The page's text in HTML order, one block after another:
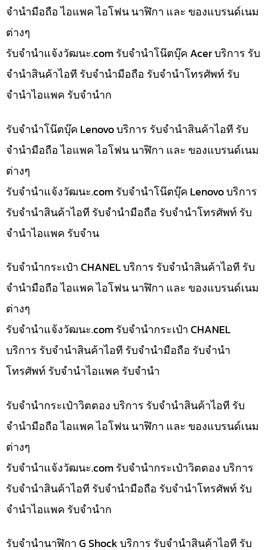
จำนำมือถือ ไอแพค ไอโฟน นาฬิกา และ ของแบรนด์เนม
ต่างๆ
รับจํานําแจ้งวัฒนะ.com รับจำนำโน๊ตบุ๊ค Acer บริการ รับ
จำนำสินค้าไอที รับจำนำมือถือ รับจำนำโทรศัพท์ รับ
จำนำไอแพค รับจำนำก
รับจำนำโน๊ตบุ๊ค Lenovo บริการ รับจำนำสินค้าไอที รับ
จำนำมือถือ ไอแพค ไอโฟน นาฬิกา และ ของแบรนด์เนม
ต่างๆ
รับจํานําแจ้งวัฒนะ.com รับจำนำโน๊ตบุ๊ค Lenovo บริการ
รับจำนำสินค้าไอที รับจำนำมือถือ รับจำนำโทรศัพท์ รับ
จำนำไอแพค รับจำน
รับจำนำกระเป๋า CHANEL บริการ รับจำนำสินค้าไอที รับ
จำนำมือถือ ไอแพค ไอโฟน นาฬิกา และ ของแบรนด์เนม
ต่างๆ
รับจํานําแจ้งวัฒนะ.com รับจำนำกระเป๋า CHANEL
บริการ รับจำนำสินค้าไอที รับจำนำมือถือ รับจำนำ
โทรศัพท์ รับจำนำไอแพค รับจำนำ
รับจำนำกระเป๋าวิตตอง บริการ รับจำนำสินค้าไอที รับ
จำนำมือถือ ไอแพค ไอโฟน นาฬิกา และ ของแบรนด์เนม
ต่างๆ
รับจํานําแจ้งวัฒนะ.com รับจำนำกระเป๋าวิตตอง บริการ
รับจำนำสินค้าไอที รับจำนำมือถือ รับจำนำโทรศัพท์ รับ
จำนำไอแพค รับจำนำก
รับจำนำนาฬิกา G Shock บริการ รับจำนำสินค้าไอที รับ